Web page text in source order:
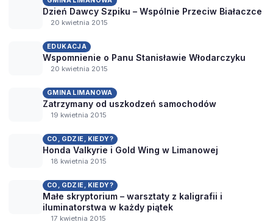
Dzień Dawcy Szpiku – Wspólnie Przeciw Białaczce
20 kwietnia 2015
EDUKACJA
Wspomnienie o Panu Stanisławie Włodarczyku
20 kwietnia 2015
GMINA LIMANOWA
Zatrzymany od uszkodzeń samochodów
19 kwietnia 2015
CO, GDZIE, KIEDY?
Honda Valkyrie i Gold Wing w Limanowej
18 kwietnia 2015
CO, GDZIE, KIEDY?
Małe skryptorium – warsztaty z kaligrafii i
iluminatorstwa w każdy piątek
17 kwietnia 2015